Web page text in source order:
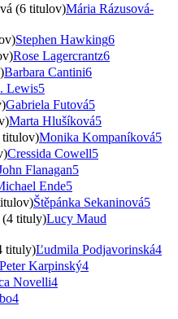
(6 titulov)Mária Rázusová-
Stephen Hawking6
Rose Lagercrantz6
Barbara Cantini6
Lewis5
Gabriela Futová5
Marta Hlušíková5
titulov)Monika Kompaníková5
Cressida Cowell5
Flanagan5
Ende5
Štěpánka Sekaninová5
(4 tituly)Lucy Maud
tituly)Ľudmila Podjavorinská4
Peter Karpinský4
Novelli4
4